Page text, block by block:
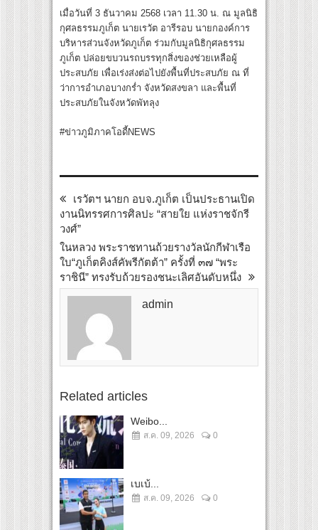
เมื่อวันที่ 3 ธันวาคม 2568 เวลา 11.30 น. ณ มูลนิธิ
กุศลธรรมภูเก็ต นายเรวัต อารีรอบ นายกองค์การ
บริหารส่วนจังหวัดภูเก็ต ร่วมกับมูลนิธิกุศลธรรม
ภูเก็ต ปล่อยขบวนรถบรรทุกสิ่งของช่วยเหลือผู้
ประสบภัย เพื่อเร่งส่งต่อไปยังพื้นที่ประสบภัย ณ ที่
ว่าการอำเภอบางกร่ำ จังหวัดสงขลา และพื้นที่
ประสบภัยในจังหวัดพัทลุง
#ข่าวภูมิภาคโอดี้NEWS
เรวัตฯ นายก อบจ.ภูเก็ต เป็นประธานเปิด
งานนิทรรศการศิลปะ “สายใย แห่งราชจักรี
วงศ์”
ในหลวง พระราชทานถ้วยรางวัลนักกีฬาเรือ
ใบ“ภูเก็ตคิงส์คัพรีกัตต้า” ครั้งที่ ๓๗ “พระ
ราชินี” ทรงรับถ้วยรองชนะเลิศอันดับหนึ่ง
admin
Related articles
Weibo...
ส.ค. 09, 2026 0
เบเบ้...
ส.ค. 09, 2026 0